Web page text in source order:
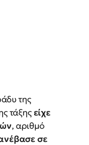
της
τάξηςείχε
, αριθμό
σε